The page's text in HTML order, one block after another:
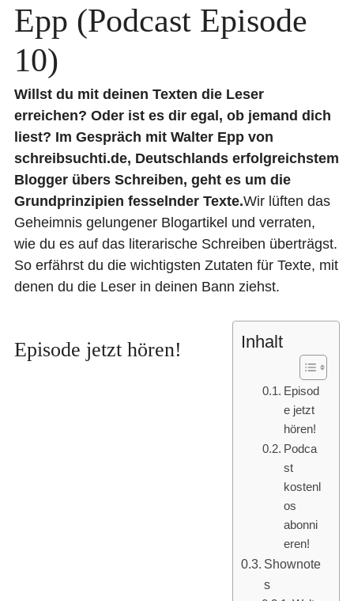
Epp (Podcast Episode
10)
Willst du mit deinen Texten die Leser
erreichen? Oder ist es dir egal, ob jemand dich
liest? Im Gespräch mit Walter Epp von
schreibsuchti.de, Deutschlands erfolgreichstem
Blogger übers Schreiben, geht es um die
Grundprinzipien fesselnder Texte.Wir lüften das
Geheimnis gelungener Blogartikel und verraten,
wie du es auf das literarische Schreiben überträgst.
So erfährst du die wichtigsten Zutaten für Texte, mit
denen du die Leser in deinen Bann ziehst.
Inhalt
Episod
e jetzt
hören!
Podca
st
kostenl
os
abonni
eren!
Shownote
s
Episode jetzt hören!